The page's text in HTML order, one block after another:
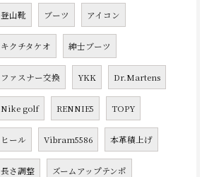
登山靴 ブーツ アイコン
キクチタケオ 紳士ブーツ
ファスナー交換 YKK Dr.Martens
Nike golf RENNIE5 TOPY
ヒール Vibram5586 本革積上げ
長さ調整 ズームアップテンポ